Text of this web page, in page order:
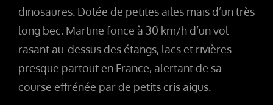
dinosaures. Dotée de petites ailes mais d’un très
long bec, Martine fonce à 30 km/h d’un vol
rasant au-dessus des étangs, lacs et rivières
presque partout en France, alertant de sa
course effrénée par de petits cris aigus.